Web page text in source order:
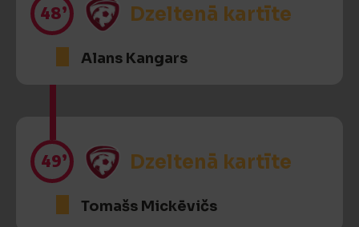
48’ Dzeltenā kartīte
Alans Kangars
49’ Dzeltenā kartīte
Tomašs Mickēvičs